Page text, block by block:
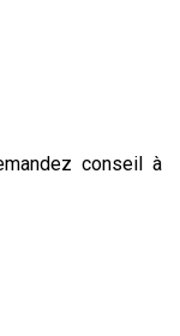
conseil à